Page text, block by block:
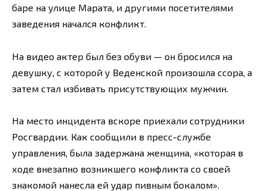
баре на улице Марата, и другими посетителями
заведения начался конфликт.
На видео актер был без обуви — он бросился на
девушку, с которой у Веденской произошла ссора, а
затем стал избивать присутствующих мужчин.
На место инцидента вскоре приехали сотрудники
Росгвардии. Как сообщили в пресс-службе
управления, была задержана женщина, «которая в
ходе внезапно возникшего конфликта со своей
знакомой нанесла ей удар пивным бокалом».